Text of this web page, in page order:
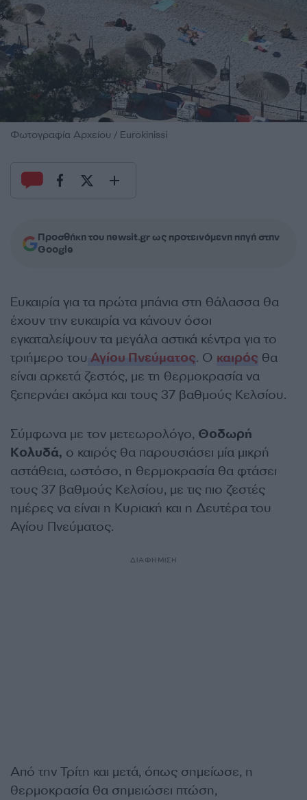
Φωτογραφία Αρχείου / Eurokinissi
Προσθήκη του newsit.gr ως προτεινόμενη πηγή στην
Google
Ευκαιρία για τα πρώτα μπάνια στη θάλασσα θα
έχουν την ευκαιρία να κάνουν όσοι
εγκαταλείψουν τα μεγάλα αστικά κέντρα για το
τριήμερο του Αγίου Πνεύματος. Ο καιρός θα
είναι αρκετά ζεστός, με τη θερμοκρασία να
ξεπερνάει ακόμα και τους 37 βαθμούς Κελσίου.
Σύμφωνα με τον μετεωρολόγο, Θοδωρή
Κολυδά, ο καιρός θα παρουσιάσει μία μικρή
αστάθεια, ωστόσο, η θερμοκρασία θα φτάσει
τους 37 βαθμούς Κελσίου, με τις πιο ζεστές
ημέρες να είναι η Κυριακή και η Δευτέρα του
Αγίου Πνεύματος.
ΔΙΑΦΗΜΙΣΗ
Από την Τρίτη και μετά, όπως σημείωσε, η
θερμοκρασία θα σημειώσει πτώση,